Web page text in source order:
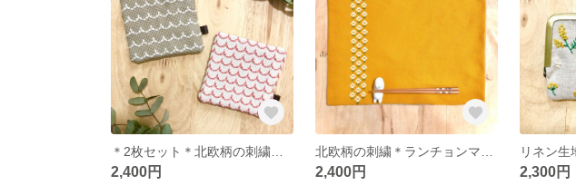
2,400円 2,400円 2,300円